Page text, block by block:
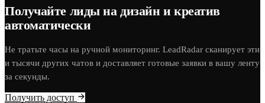
Получайте лиды на дизайн и креатив
автоматически
Не тратьте часы на ручной мониторинг. LeadRadar сканирует эти
и тысячи других чатов и доставляет готовые заявки в вашу ленту
за секунды.
Получить доступ